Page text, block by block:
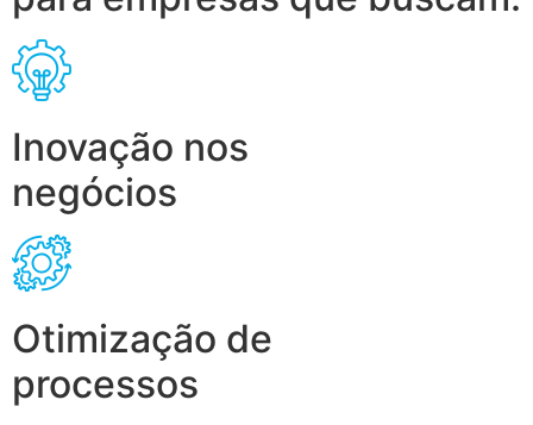
Inovação nos
negócios
Otimização de
processos